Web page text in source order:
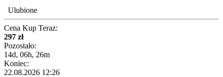
Ulubione
Cena Kup Teraz:
297 zł
Pozostało:
14d, 06h, 26m
Koniec:
22.08.2026 12:26